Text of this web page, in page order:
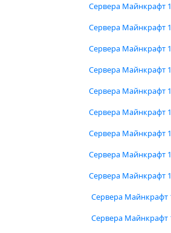
Сервера Майнкрафт
Сервера Майнкрафт
Сервера Майнкрафт
Сервера Майнкрафт
Сервера Майнкрафт
Сервера Майнкрафт
Сервера Майнкрафт
Сервера Майнкрафт
Сервера Майнкрафт
Сервера Майнкрафт
Сервера Майнкрафт